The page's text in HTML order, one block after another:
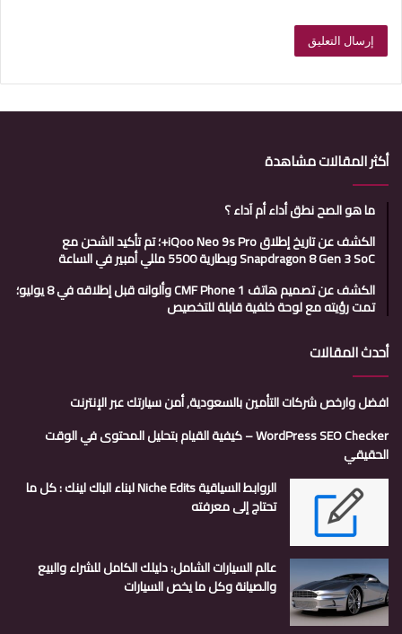
أكثر المقالات مشاهدة
ما هو الصح نطق أداء أم آداء ؟
الكشف عن تاريخ إطلاق iQoo Neo 9s Pro+؛ تم تأكيد الشحن مع
Snapdragon 8 Gen 3 SoC وبطارية 5500 مللي أمبير في الساعة
الكشف عن تصميم هاتف CMF Phone 1 وألوانه قبل إطلاقه في 8 يوليو؛
تمت رؤيته مع لوحة خلفية قابلة للتخصيص
أحدث المقالات
افضل وارخص شركات التأمين بالسعودية, أمن سيارتك عبر الإنترنت
WordPress SEO Checker – كيفية القيام بتحليل المحتوى في الوقت
الحقيقي
الروابط السياقية Niche Edits لبناء الباك لينك : كل ما
تحتاج إلى معرفته
عالم السيارات الشامل: دليلك الكامل للشراء والبيع
والصيانة وكل ما يخص السيارات